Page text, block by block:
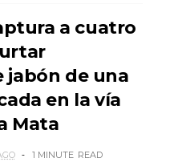
a cuatro
jabón de una
en la vía
Mata
1 MINUTE READ